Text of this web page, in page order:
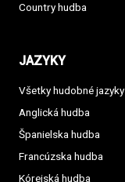
Country hudba
JAZYKY
Všetky hudobné jazyky
Anglická hudba
Španielska hudba
Francúzska hudba
Kórejská hudba